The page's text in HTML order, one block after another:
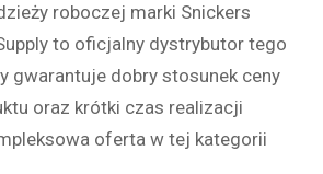
roboczej marki Snickers
to oficjalny dystrybutor tego
gwarantuje dobry stosunek ceny
oraz krótki czas realizacji
oferta w tej kategorii